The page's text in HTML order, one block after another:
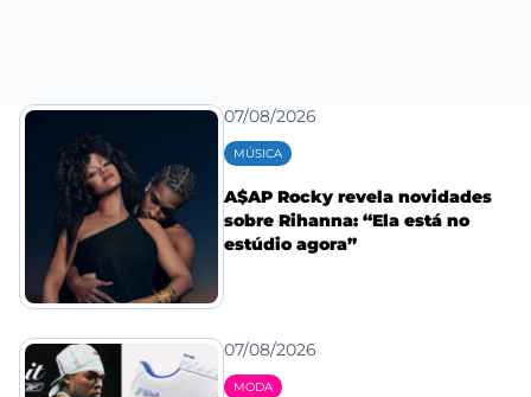
07/08/2026
MÚSICA
A$AP Rocky revela novidades
sobre Rihanna: “Ela está no
estúdio agora”
07/08/2026
MODA